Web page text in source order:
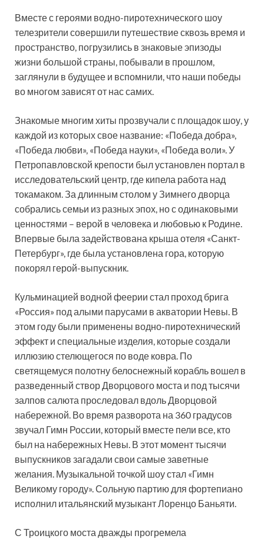
Вместе с героями водно-пиротехнического шоу
телезрители совершили путешествие сквозь время и
пространство, погрузились в знаковые эпизоды
жизни большой страны, побывали в прошлом,
заглянули в будущее и вспомнили, что наши победы
во многом зависят от нас самих.
Знакомые многим хиты прозвучали с площадок шоу, у
каждой из которых свое название: «Победа добра»,
«Победа любви», «Победа науки», «Победа воли». У
Петропавловской крепости был установлен портал в
исследовательский центр, где кипела работа над
токамаком. За длинным столом у Зимнего дворца
собрались семьи из разных эпох, но с одинаковыми
ценностями – верой в человека и любовью к Родине.
Впервые была задействована крыша отеля «Санкт-
Петербург», где была установлена гора, которую
покорял герой-выпускник.
Кульминацией водной феерии стал проход брига
«Россия» под алыми парусами в акватории Невы. В
этом году были применены водно-пиротехнический
эффект и специальные изделия, которые создали
иллюзию стелющегося по воде ковра. По
светящемуся полотну белоснежный корабль вошел в
разведенный створ Дворцового моста и под тысячи
залпов салюта проследовал вдоль Дворцовой
набережной. Во время разворота на 360 градусов
звучал Гимн России, который вместе пели все, кто
был на набережных Невы. В этот момент тысячи
выпускников загадали свои самые заветные
желания. Музыкальной точкой шоу стал «Гимн
Великому городу». Сольную партию для фортепиано
исполнил итальянский музыкант Лоренцо Баньяти.
С Троицкого моста дважды прогремела